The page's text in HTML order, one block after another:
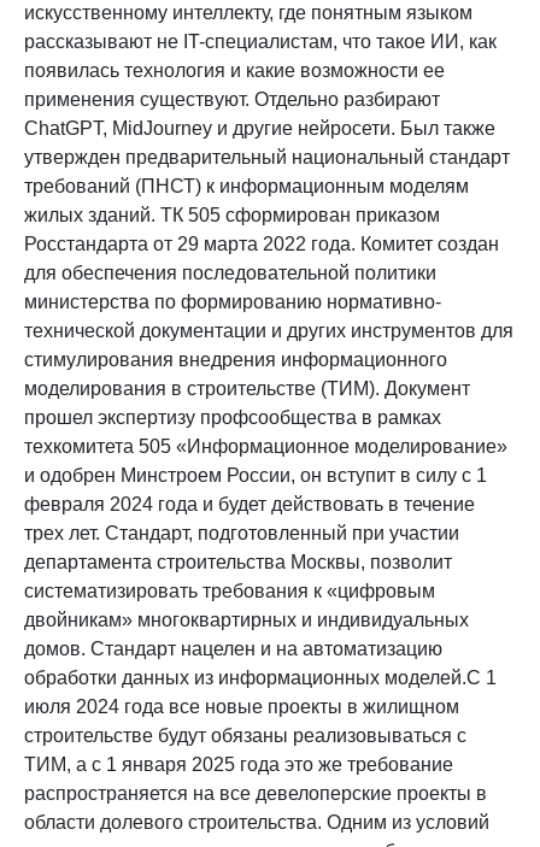
искусственному интеллекту, где понятным языком
рассказывают не IT-специалистам, что такое ИИ, как
появилась технология и какие возможности ее
применения существуют. Отдельно разбирают
ChatGPT, MidJourney и другие нейросети. Был также
утвержден предварительный национальный стандарт
требований (ПНСТ) к информационным моделям
жилых зданий. ТК 505 сформирован приказом
Росстандарта от 29 марта 2022 года. Комитет создан
для обеспечения последовательной политики
министерства по формированию нормативно-
технической документации и других инструментов для
стимулирования внедрения информационного
моделирования в строительстве (ТИМ). Документ
прошел экспертизу профсообщества в рамках
техкомитета 505 «Информационное моделирование»
и одобрен Минстроем России, он вступит в силу с 1
февраля 2024 года и будет действовать в течение
трех лет. Стандарт, подготовленный при участии
департамента строительства Москвы, позволит
систематизировать требования к «цифровым
двойникам» многоквартирных и индивидуальных
домов. Стандарт нацелен и на автоматизацию
обработки данных из информационных моделей.С 1
июля 2024 года все новые проекты в жилищном
строительстве будут обязаны реализовываться с
ТИМ, а с 1 января 2025 года это же требование
распространяется на все девелоперские проекты в
области долевого строительства. Одним из условий